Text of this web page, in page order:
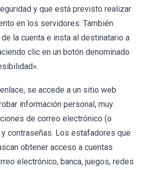
y que está previsto realizar
en los servidores. También
la cuenta e insta al destinatario a
clic en un botón denominado
se accede a un sitio web
información personal, muy
de correo electrónico (o
contraseñas. Los estafadores que
obtener acceso a cuentas
electrónico, banca, juegos, redes